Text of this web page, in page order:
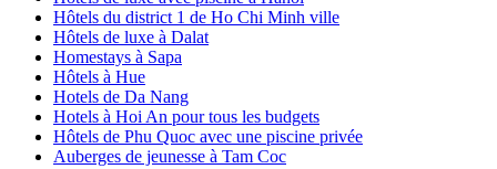
Hôtels du district 1 de Ho Chi Minh ville
Hôtels de luxe à Dalat
Homestays à Sapa
Hôtels à Hue
Hotels de Da Nang
Hotels à Hoi An pour tous les budgets
Hôtels de Phu Quoc avec une piscine privée
Auberges de jeunesse à Tam Coc